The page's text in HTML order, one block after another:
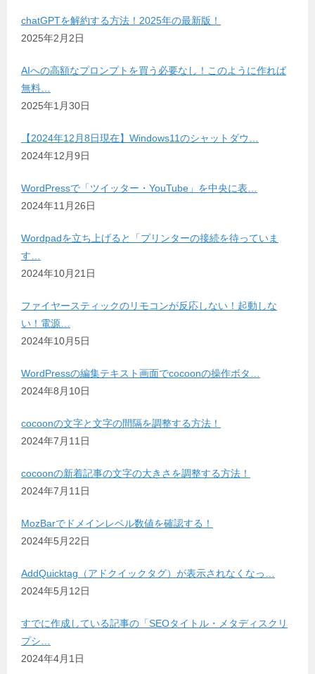
chatGPTを解約する方法！2025年の最新版！
2025年2月2日
AIへの高額なプロンプトを買う必要なし！このように作れば
無料…
2025年1月30日
【2024年12月8日現在】Windows11のシャットダウ…
2024年12月9日
WordPressで「ツイッター・YouTube」を中央に表…
2024年11月26日
Wordpadを立ち上げると「プリンターの接続を待っていま
す…
2024年10月21日
ファイヤースティックのリモコンが反応しない！起動しな
い！電源…
2024年10月5日
WordPressの編集テキスト画面でcocoonの操作ボタ…
2024年8月10日
cocoonの文字と文字の間隔を調整する方法！
2024年7月11日
cocoonの新着記事の文字の大きさを調整する方法！
2024年7月11日
MozBarでドメインレベル数値を確認する！
2024年5月22日
AddQuicktag（アドクイックタグ）が表示されなくなっ…
2024年5月12日
すでに作成している記事の「SEOタイトル・メタディスクリ
プシ…
2024年4月1日